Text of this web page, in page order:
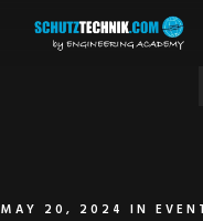
MAY 20, 2024 IN